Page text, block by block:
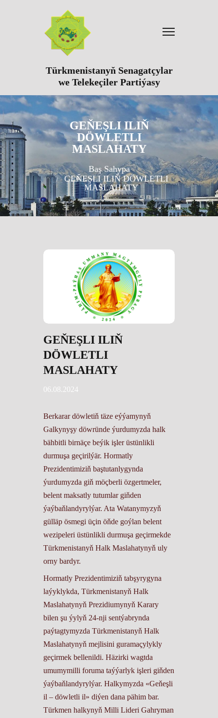
Türkmenistanyň Senagatçylar
we Telekeçiler Partiýasy
GEŇEŞLI ILIŇ
DÖWLETLI
MASLAHATY
Baş Sahypa
GEŇEŞLI ILIŇ DÖWLETLI
MASLAHATY
GEŇEŞLI ILIŇ
DÖWLETLI
MASLAHATY
06.08.2024
Berkarar döwletiň täze eýýamynyň
Galkynyşy döwründe ýurdumyzda halk
bähbitli birnäçe beýik işler üstünlikli
durmuşa geçirilýär. Hormatly
Prezidentimiziň baştutanlygynda
ýurdumyzda giň möçberli özgertmeler,
belent maksatly tutumlar giňden
ýaýbaňlandyrylýar. Ata Watanymyzyň
gülläp ösmegi üçin öňde goýlan belent
wezipeleri üstünlikli durmuşa geçirmekde
Türkmenistanyň Halk Maslahatynyň uly
orny bardyr.
Hormatly Prezidentimiziň tabşyrygyna
laýyklykda, Türkmenistanyň Halk
Maslahatynyň Prezidiumynyň Karary
bilen şu ýylyň 24-nji sentýabrynda
paýtagtymyzda Türkmenistanyň Halk
Maslahatynyň mejlisini guramaçylykly
geçirmek bellenildi. Häzirki wagtda
umumymilli foruma taýýarlyk işleri giňden
ýaýbaňlandyrylýar. Halkymyzda «Geňeşli
il – döwletli il» diýen dana pähim bar.
Türkmen halkynyň Milli Lideri Gahryman